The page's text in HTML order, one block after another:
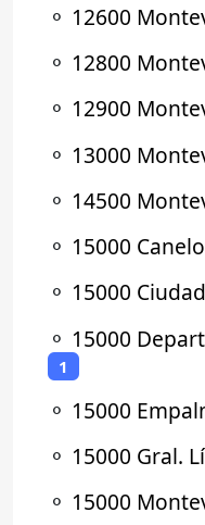
⚬ 12600
⚬ 12800
⚬ 12900
⚬ 13000
⚬ 14500
⚬ 15000
⚬ 15000
⚬ 15000
1
⚬ 15000
⚬ 15000 Gral.
⚬ 15000